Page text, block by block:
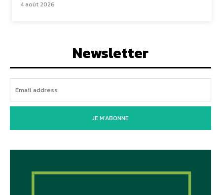
4 août 2026
Newsletter
JE M'ABONNE